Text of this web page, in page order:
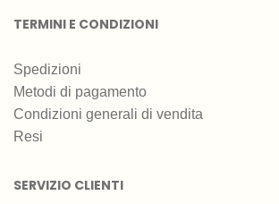
TERMINI E CONDIZIONI
Spedizioni
Metodi di pagamento
Condizioni generali di vendita
Resi
SERVIZIO CLIENTI